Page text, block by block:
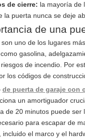
de cierre: la mayoría de
la puerta nunca se deje
de una
uno de los lugares
gasolina,
de incendio. Por
los códigos de
de puerta de garaje con
un amortiguador
de 20 minutos puede
para escapar de
incluido el marco y el